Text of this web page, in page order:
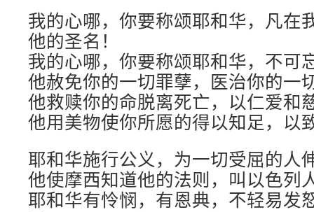
我的心哪，你要称颂耶和华，凡在
他的圣名！
我的心哪，你要称颂耶和华，不可
他赦免你的一切罪孽，医治你的一
他救赎你的命脱离死亡，以仁爱和
他用美物使你所愿的得以知足，以
耶和华施行公义，为一切受屈的人
他使摩西知道他的法则，叫以色列
耶和华有怜悯，有恩典，不轻易发